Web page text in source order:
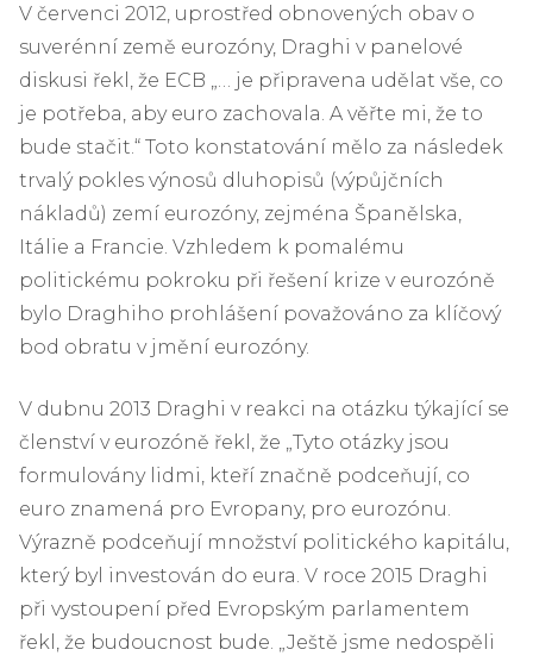
V červenci 2012, uprostřed obnovených obav o
suverénní země eurozóny, Draghi v panelové
diskusi řekl, že ECB „… je připravena udělat vše, co
je potřeba, aby euro zachovala. A věřte mi, že to
bude stačit.“ Toto konstatování mělo za následek
trvalý pokles výnosů dluhopisů (výpůjčních
nákladů) zemí eurozóny, zejména Španělska,
Itálie a Francie. Vzhledem k pomalému
politickému pokroku při řešení krize v eurozóně
bylo Draghiho prohlášení považováno za klíčový
bod obratu v jmění eurozóny.
V dubnu 2013 Draghi v reakci na otázku týkající se
členství v eurozóně řekl, že „Tyto otázky jsou
formulovány lidmi, kteří značně podceňují, co
euro znamená pro Evropany, pro eurozónu.
Výrazně podceňují množství politického kapitálu,
který byl investován do eura. V roce 2015 Draghi
při vystoupení před Evropským parlamentem
řekl, že budoucnost bude. „Ještě jsme nedospěli